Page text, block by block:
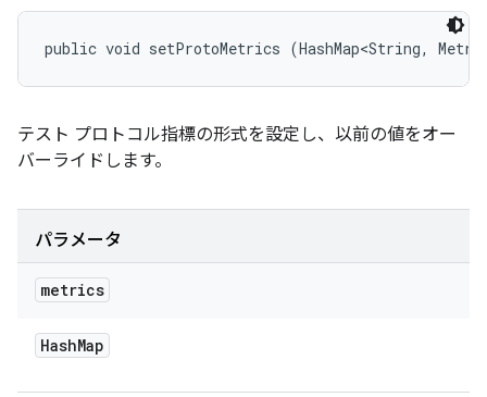
public void setProtoMetrics (HashMap<String,
テスト プロトコル指標の形式を設定し、以前の値をオー
バーライドします。
パラメータ
metrics
HashMap